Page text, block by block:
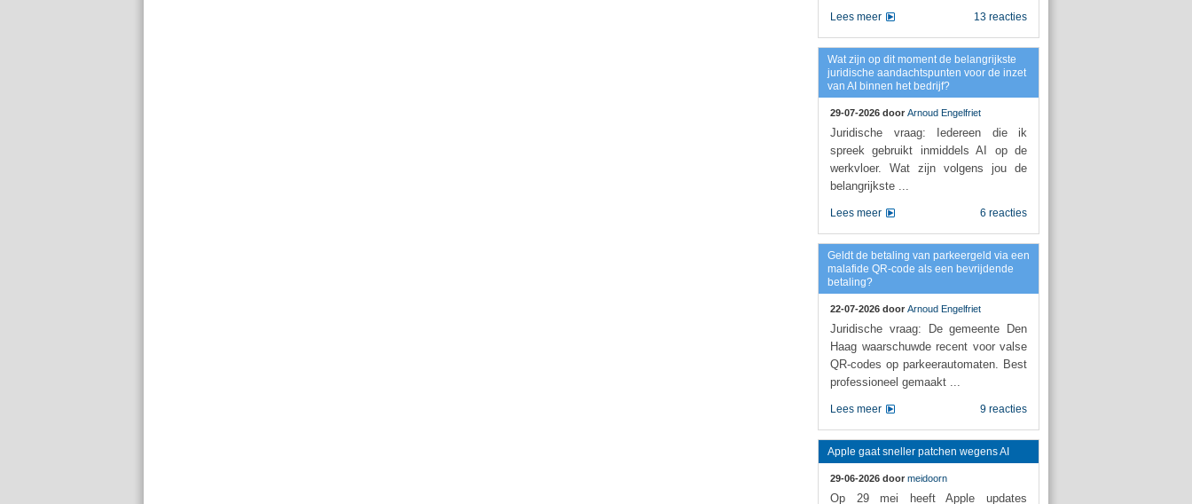
13 reacties
Lees meer
Wat zijn op dit moment de belangrijkste
juridische aandachtspunten voor de inzet
van AI binnen het bedrijf?
29-07-2026 door Arnoud Engelfriet
Juridische vraag: Iedereen die ik
spreek gebruikt inmiddels AI op de
werkvloer. Wat zijn volgens jou de
belangrijkste ...
6 reacties
Lees meer
Geldt de betaling van parkeergeld via een
malafide QR-code als een bevrijdende
betaling?
22-07-2026 door Arnoud Engelfriet
Juridische vraag: De gemeente Den
Haag waarschuwde recent voor valse
QR-codes op parkeerautomaten. Best
professioneel gemaakt ...
9 reacties
Lees meer
Apple gaat sneller patchen wegens AI
29-06-2026 door meidoorn
Op 29 mei heeft Apple updates